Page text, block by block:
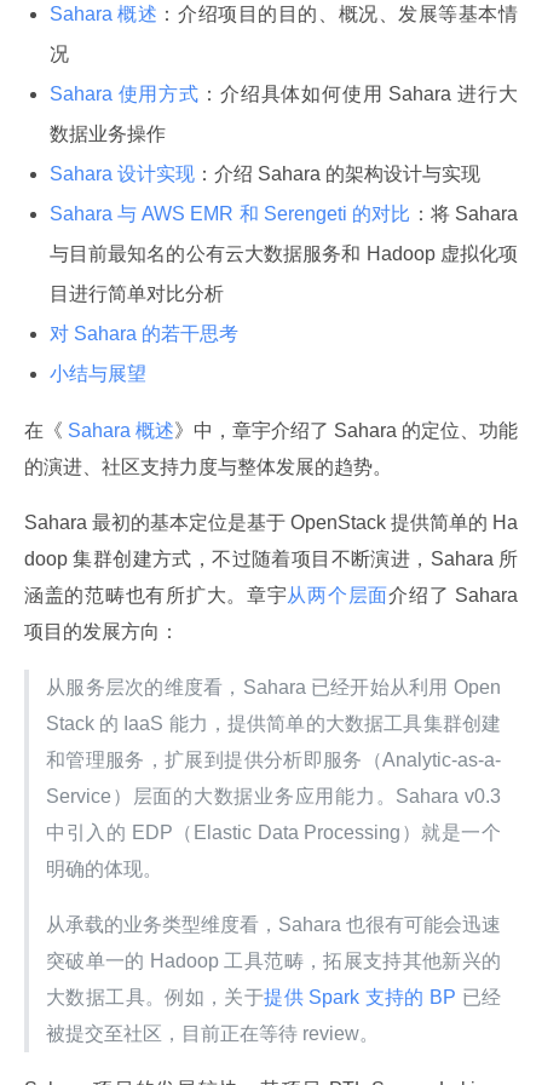
Sahara 概述 ：介绍项目的目的、概况、发展等基本情
况
Sahara 使用方式 ：介绍具体如何使用 Sahara 进行大
数据业务操作
Sahara 设计实现：介绍 Sahara 的架构设计与实现
Sahara 与 AWS EMR 和 Serengeti 的对比 ：将 Sahara
与目前最知名的公有云大数据服务和 Hadoop 虚拟化项
目进行简单对比分析
对 Sahara 的若干思考
小结与展望
在《 Sahara 概述》中，章宇介绍了 Sahara 的定位、功能
的演进、社区支持力度与整体发展的趋势。
Sahara 最初的基本定位是基于 OpenStack 提供简单的 Ha
doop 集群创建方式，不过随着项目不断演进，Sahara 所
涵盖的范畴也有所扩大。章宇从两个层面介绍了 Sahara
项目的发展方向：
从服务层次的维度看，Sahara 已经开始从利用 Open
Stack 的 IaaS 能力，提供简单的大数据工具集群创建
和管理服务，扩展到提供分析即服务（Analytic-as-a-
Service）层面的大数据业务应用能力。Sahara v0.3
中引入的 EDP（Elastic Data Processing）就是一个
明确的体现。
从承载的业务类型维度看，Sahara 也很有可能会迅速
突破单一的 Hadoop 工具范畴，拓展支持其他新兴的
大数据工具。例如，关于提供 Spark 支持的 BP 已经
被提交至社区，目前正在等待 review。